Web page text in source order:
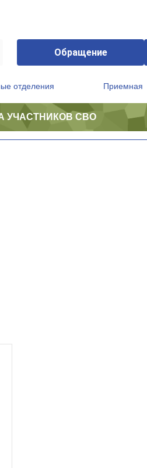
Обращение
отделения Приемная
УЧАСТНИКОВ СВО